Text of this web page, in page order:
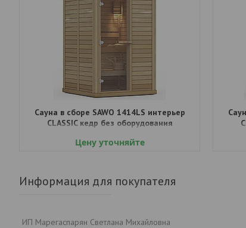
Сауна в сборе SAWO 1414LS интерьер
CLASSIC кедр без оборудования
Цену уточняйте
Информация для покупателя
ИП Марегаспарян Светлана Михайловна